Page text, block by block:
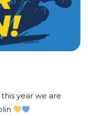
year we are